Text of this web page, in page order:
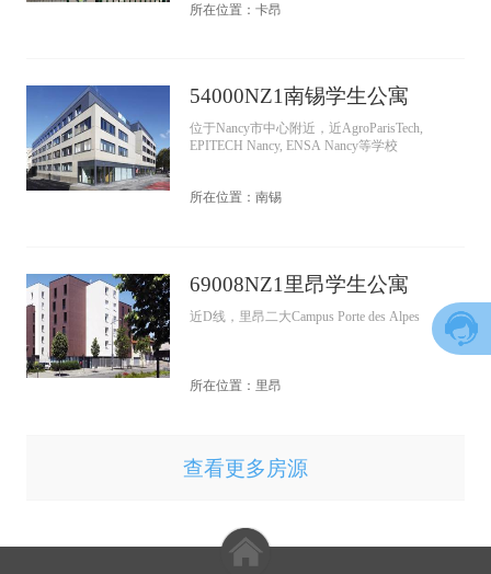
所在位置：卡昂
54000NZ1南锡学生公寓
位于Nancy市中心附近，近AgroParisTech,
EPITECH Nancy, ENSA Nancy等学校
所在位置：南锡
69008NZ1里昂学生公寓
近D线，里昂二大Campus Porte des Alpes
所在位置：里昂
查看更多房源